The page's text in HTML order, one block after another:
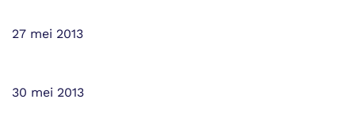
27 mei 2013
30 mei 2013